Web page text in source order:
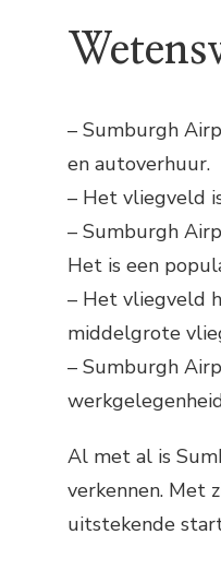
– Sumburgh
en autoverhuur.
– Het vliegveld
– Sumburgh
Het is een
– Het vliegveld
middelgrote
– Sumburgh
Al met al is
verkennen. Met
uitstekende